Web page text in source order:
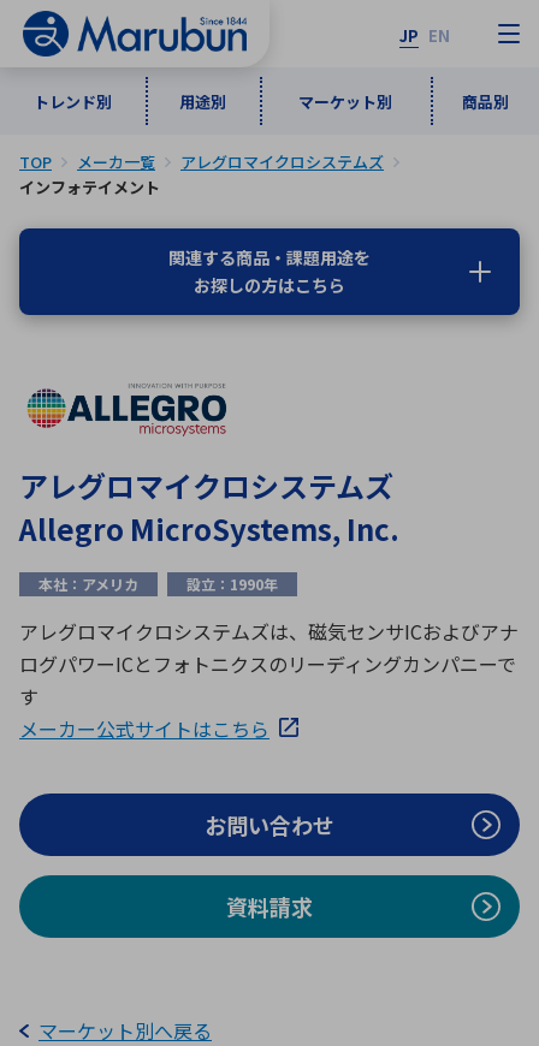
JP EN
トレンド別 用途別 マーケット別 商品別
トレンド別
インダストリアルDXソリューション
ワイヤレス給電
ロボティクス（AI）
データセンタ・クラウド
ブログ｜ここから始まる最新技術
用途別
通信・ネットワーク
計測・検出
品質管理・検査
接着・接合
レーダ・衛星通信
マーケット別
自動車 産業
情報通信
商品別
半導体・電子部品 ソフトウェア
計測・測定・表示機器
ICTソリューション 組立・ロボティクス
レーザー・光学部品 組込コンピュータ
特定用途向け・その他 サービス
メーカ一覧
あ行 か行 さ行
た行
ら行
わ行
アルファベット順
E
F
K
L
Q
R
Z
検索
TOP メーカ一覧
アレグロマイクロシステムズ
インフォテイメント
関連する商品・課題用途を
お探しの方はこちら
アレグロマイクロシステムズ
Allegro MicroSystems, Inc.
本社：アメリカ 設立：1990年
アレグロマイクロシステムズは、磁気センサICおよびアナ
ログパワーICとフォトニクスのリーディングカンパニーで
す
メーカー公式サイトはこちら
お問い合わせ
資料請求
マーケット別へ戻る